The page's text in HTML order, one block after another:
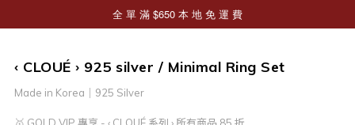
‹ CLOUÉ › 925 silver / Minimal Ring Set
Made in Korea｜925 Silver